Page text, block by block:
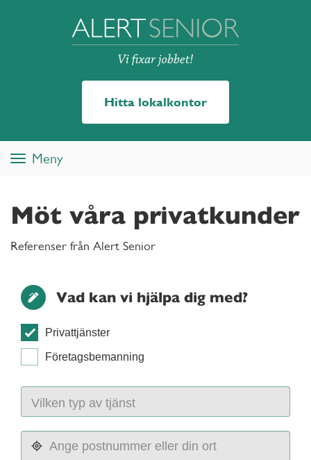
Hitta lokalkontor
ToggleMeny
Möt våra privatkunder
Referenser från Alert Senior
Vad kan vi hjälpa dig med?
Privattjänster
Företagsbemanning